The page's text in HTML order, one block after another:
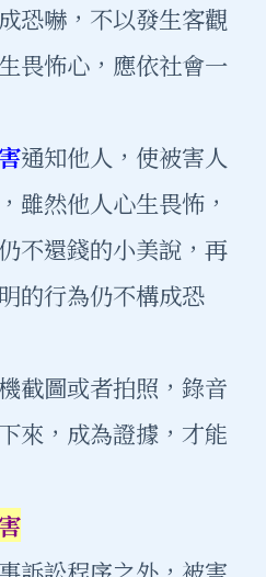
恐嚇，不以發生客觀
畏怖心，應依社會一
通知他人，使被害人
雖然他人心生畏怖，
不還錢的小美說，再
的行為仍不構成恐
截圖或者拍照，錄音
來，成為證據，才能